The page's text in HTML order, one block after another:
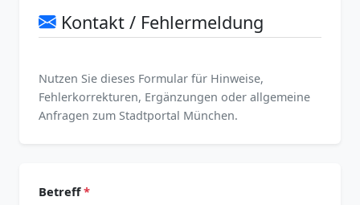
Kontakt / Fehlermeldung
Nutzen Sie dieses Formular für Hinweise,
Fehlerkorrekturen, Ergänzungen oder allgemeine
Anfragen zum Stadtportal München.
Betreff*